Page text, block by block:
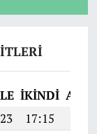
İKINDI
17:15